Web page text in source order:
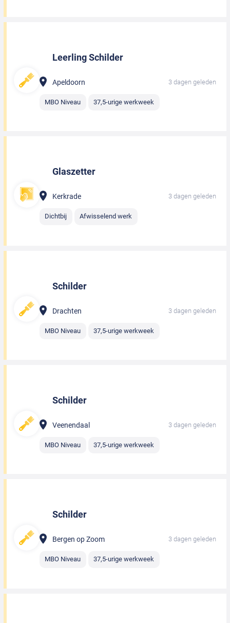
Leerling Schilder
Apeldoorn 3 dagen geleden
MBO Niveau 37,5-urige werkweek
Glaszetter
Kerkrade 3 dagen geleden
Dichtbij Afwisselend werk
Schilder
Drachten 3 dagen geleden
MBO Niveau 37,5-urige werkweek
Schilder
Veenendaal 3 dagen geleden
MBO Niveau 37,5-urige werkweek
Schilder
Bergen op Zoom 3 dagen geleden
MBO Niveau 37,5-urige werkweek